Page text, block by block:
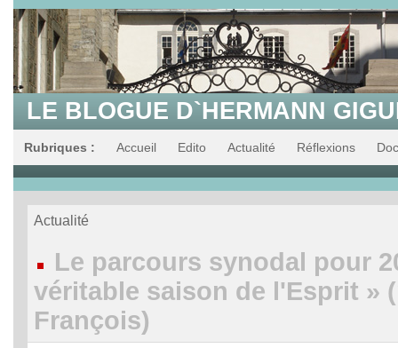
LE BLOGUE D`HERMANN
Rubriques : Accueil Edito Actualité Réflexions
Actualité
Le parcours synodal pour
véritable saison de l'Esprit »
François)